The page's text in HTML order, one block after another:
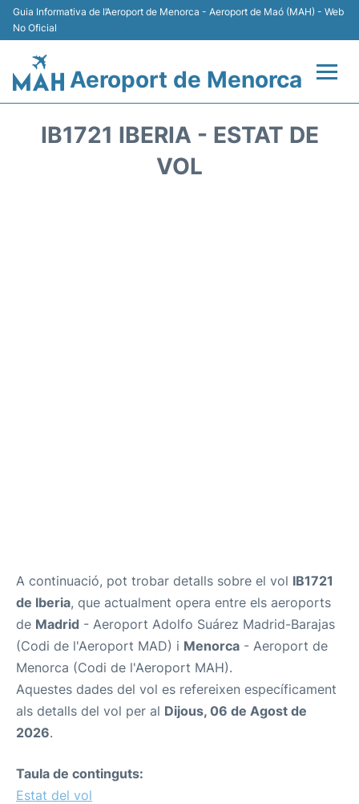
Guia Informativa de l’Aeroport de Menorca - Aeroport de Maó (MAH) - Web
No Oficial
Aeroport de Menorca
IB1721 IBERIA - ESTAT DE
VOL
A continuació, pot trobar detalls sobre el vol IB1721
de Iberia, que actualment opera entre els aeroports
de Madrid - Aeroport Adolfo Suárez Madrid-Barajas
(Codi de l'Aeroport MAD) i Menorca - Aeroport de
Menorca (Codi de l'Aeroport MAH).
Aquestes dades del vol es refereixen específicament
als detalls del vol per al Dijous, 06 de Agost de
2026.
Taula de continguts:
Estat del vol